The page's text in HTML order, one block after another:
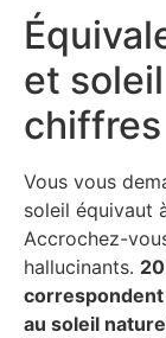
et
Vous vous
soleil équivaut
Accrochez-
hallucinants.
correspondent
au soleil